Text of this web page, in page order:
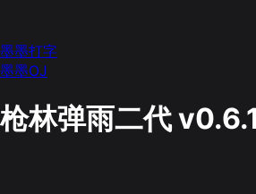
墨墨打字
墨墨OJ
枪林弹雨二代